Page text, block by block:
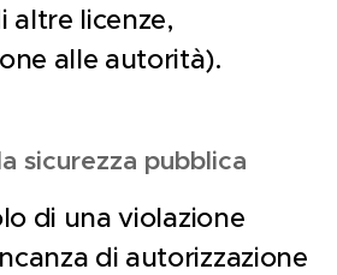
altre licenze,
alle autorità).
sicurezza pubblica
di una violazione
di autorizzazione